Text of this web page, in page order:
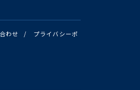
わせ /
プライバシーポ